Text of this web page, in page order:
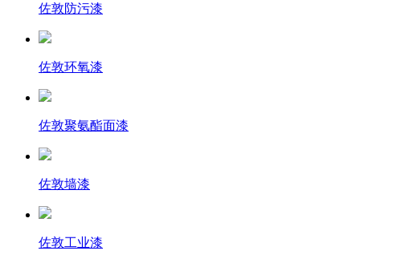
佐敦防污漆
佐敦环氧漆
佐敦聚氨酯面漆
佐敦墙漆
佐敦工业漆